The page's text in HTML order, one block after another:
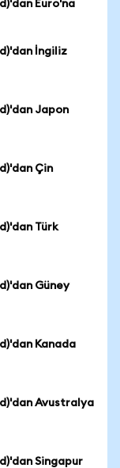
Euro'na
İngiliz
Japon
Çin
Türk
Güney
Kanada
Avustralya
Singapur